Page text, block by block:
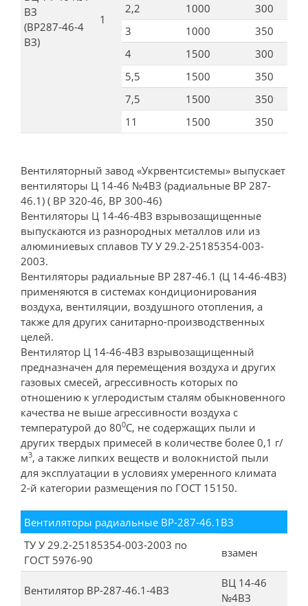
ВЗ
(ВР287-46-4
ВЗ)
1
2,2 1000
300
3
1000
350
4
1500
300
5,5
1500
350
7,5
1500
350
11
1500 350
Вентиляторный завод «Укрвентсистемы» выпускает
вентиляторы Ц 14-46 №4ВЗ (радиальные ВР 287-
46.1) ( ВР 320-46, ВР 300-46)
Вентиляторы Ц 14-46-4ВЗ взрывозащищенные
выпускаются из разнородных металлов или из
алюминиевых сплавов ТУ У 29.2-25185354-003-
2003.
Вентиляторы радиальные ВР 287-46.1 (Ц 14-46-4ВЗ)
применяются в системах кондиционирования
воздуха, вентиляции, воздушного отопления, а
также для других санитарно-производственных
целей.
Вентилятор Ц 14-46-4ВЗ взрывозащищенный
предназначен для перемещения воздуха и других
газовых смесей, агрессивность которых по
отношению к углеродистым сталям обыкновенного
качества не выше агрессивности воздуха с
температурой до 800С, не содержащих пыли и
других твердых примесей в количестве более 0,1 г/
м3, а также липких веществ и волокнистой пыли
для эксплуатации в условиях умеренного климата
2-й категории размещения по ГОСТ 15150.
Вентиляторы радиальные ВР-287-46.1ВЗ
ТУ У 29.2-25185354-003-2003 по
ГОСТ 5976-90
взамен
Вентилятор ВР-287-46.1-4ВЗ
ВЦ 14-46
№4ВЗ